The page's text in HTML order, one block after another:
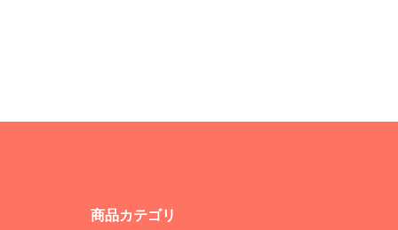
商品カテゴリ